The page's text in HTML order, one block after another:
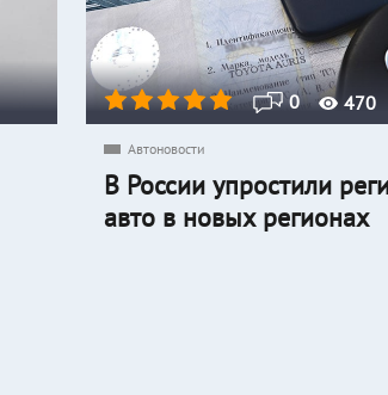
0 470
Автоновости
В России упростили
авто в новых регионах